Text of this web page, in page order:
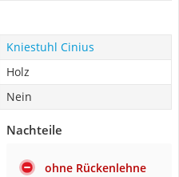
Kniestuhl Cinius
Holz
Nein
Nachteile
ohne Rückenlehne